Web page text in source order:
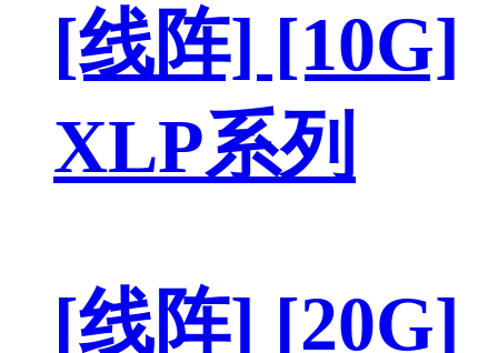
[线阵] [10G]
XLP系列
[线阵] [20G]